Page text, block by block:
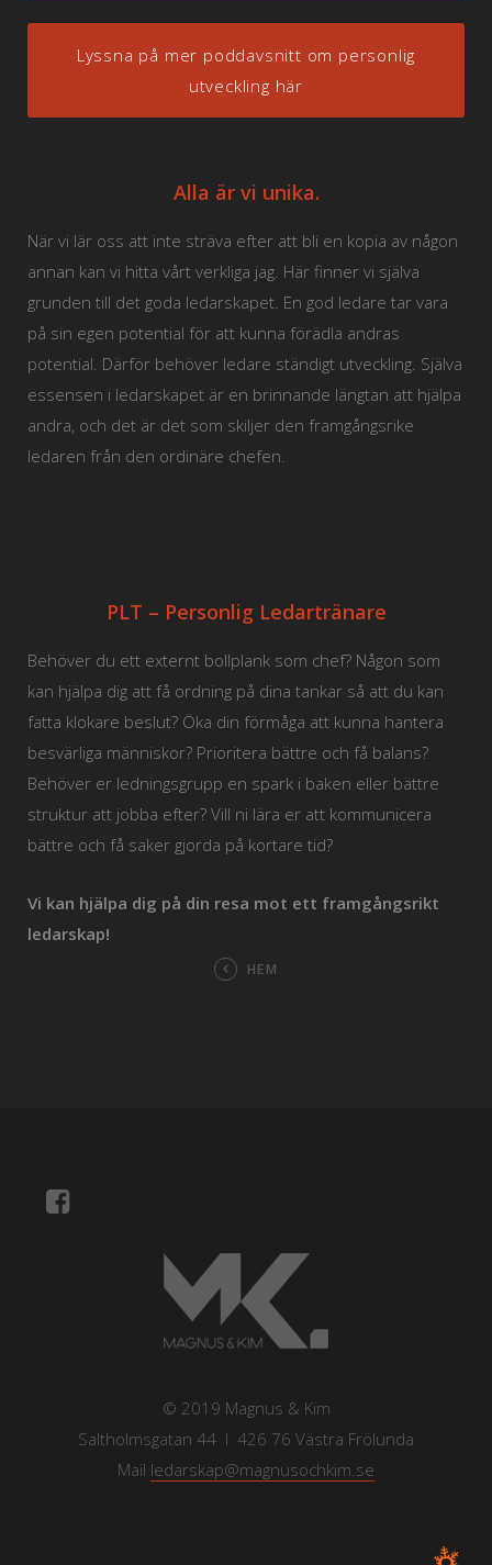
Lyssna på mer poddavsnitt om personlig
utveckling här
Alla är vi unika.
När vi lär oss att inte sträva efter att bli en kopia av någon
annan kan vi hitta vårt verkliga jag. Här finner vi själva
grunden till det goda ledarskapet. En god ledare tar vara
på sin egen potential för att kunna förädla andras
potential. Därför behöver ledare ständigt utveckling. Själva
essensen i ledarskapet är en brinnande längtan att hjälpa
andra, och det är det som skiljer den framgångsrike
ledaren från den ordinäre chefen.
PLT – Personlig Ledartränare
Behöver du ett externt bollplank som chef? Någon som
kan hjälpa dig att få ordning på dina tankar så att du kan
fatta klokare beslut? Öka din förmåga att kunna hantera
besvärliga människor? Prioritera bättre och få balans?
Behöver er ledningsgrupp en spark i baken eller bättre
struktur att jobba efter? Vill ni lära er att kommunicera
bättre och få saker gjorda på kortare tid?
Vi kan hjälpa dig på din resa mot ett framgångsrikt
ledarskap!
HEM
© 2019 Magnus & Kim
Saltholmsgatan 44 I 426 76 Västra Frölunda
Mail ledarskap@magnusochkim.se